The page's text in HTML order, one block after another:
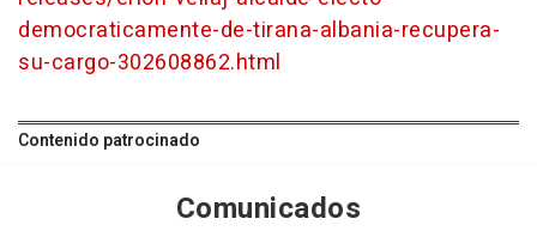
democraticamente-de-tirana-albania-recupera-
su-cargo-302608862.html
Contenido patrocinado
Comunicados